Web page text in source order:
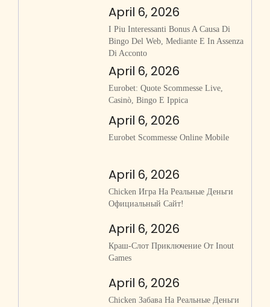
April 6, 2026
I Piu Interessanti Bonus A Causa Di
Bingo Del Web, Mediante E In Assenza
Di Acconto
April 6, 2026
Eurobet: Quote Scommesse Live,
Casinò, Bingo E Ippica
April 6, 2026
Eurobet Scommesse Online Mobile
April 6, 2026
Chicken Игра На Реальные Деньги
Официальный Сайт!
April 6, 2026
Краш-Слот Приключение От Inout
Games
April 6, 2026
Chicken Забава На Реальные Деньги